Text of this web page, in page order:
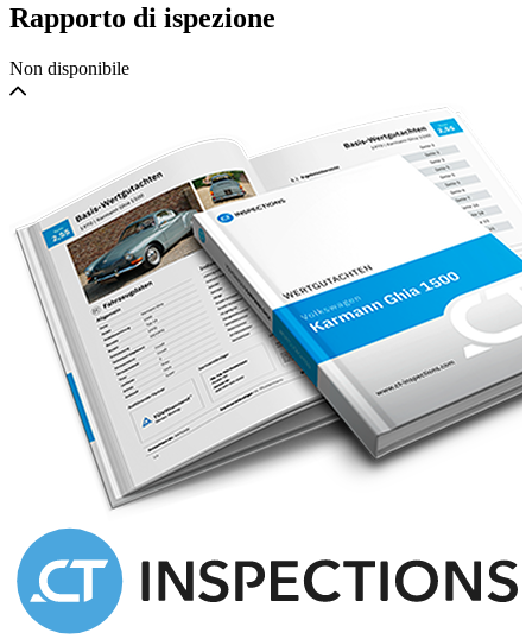
Rapporto di ispezione
Non disponibile